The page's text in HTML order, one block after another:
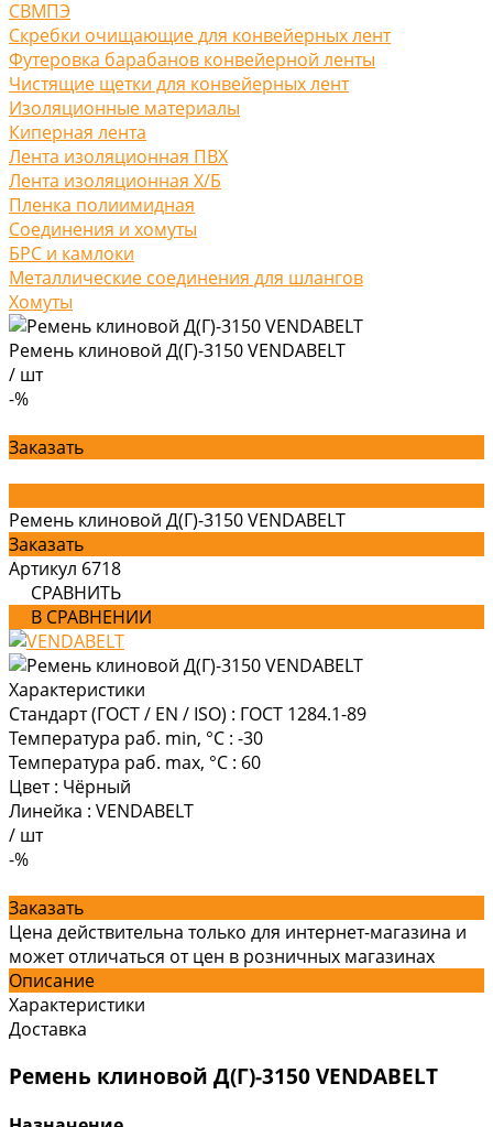
СВМПЭ
Скребки очищающие для конвейерных лент
Футеровка барабанов конвейерной ленты
Чистящие щетки для конвейерных лент
Изоляционные материалы
Киперная лента
Лента изоляционная ПВХ
Лента изоляционная Х/Б
Пленка полиимидная
Соединения и хомуты
БРС и камлоки
Металлические соединения для шлангов
Хомуты
Ремень клиновой Д(Г)-3150 VENDABELT
/ шт
-%
Заказать
Ремень клиновой Д(Г)-3150 VENDABELT
Заказать
Артикул 6718
СРАВНИТЬ
В СРАВНЕНИИ
Характеристики
Стандарт (ГОСТ / EN / ISO) : ГОСТ 1284.1-89
Температура раб. min, °C : -30
Температура раб. max, °C : 60
Цвет : Чёрный
Линейка : VENDABELT
/ шт
-%
Заказать
Цена действительна только для интернет-магазина и
может отличаться от цен в розничных магазинах
Описание
Характеристики
Доставка
Ремень клиновой Д(Г)-3150 VENDABELT